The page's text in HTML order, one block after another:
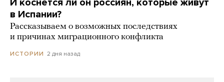
И коснется ли он россиян, которые живут
в Испании?
Рассказываем о возможных последствиях
и причинах миграционного конфликта
ИСТОРИИ 2 дня назад